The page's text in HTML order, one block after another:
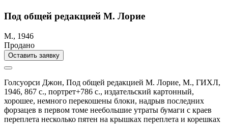
Под общей редакцией М. Лорие
М., 1946
Продано
Оставить заявку
Голсуорси Джон, Под общей редакцией М. Лорие, М., ГИХЛ,
1946, 867 с., портрет+786 с., издательский картонный,
хорошее, немного перекошены блоки, надрыв последних
форзацев в первом томе неебольшие утраты бумаги с краев
переплета несколько пятен на крышках переплета и корешках